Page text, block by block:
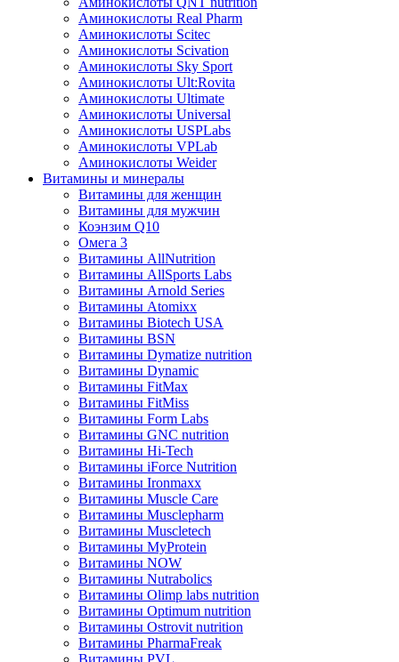
Аминокислоты Real Pharm
Аминокислоты Scitec
Аминокислоты Scivation
Аминокислоты Sky Sport
Аминокислоты Ult:Rovita
Аминокислоты Ultimate
Аминокислоты Universal
Аминокислоты USPLabs
Аминокислоты VPLab
Аминокислоты Weider
Витамины и минералы
Витамины для женщин
Витамины для мужчин
Коэнзим Q10
Омега 3
Витамины AllNutrition
Витамины AllSports Labs
Витамины Arnold Series
Витамины Atomixx
Витамины Biotech USA
Витамины BSN
Витамины Dymatize nutrition
Витамины Dynamic
Витамины FitMax
Витамины FitMiss
Витамины Form Labs
Витамины GNC nutrition
Витамины Hi-Tech
Витамины iForce Nutrition
Витамины Ironmaxx
Витамины Muscle Care
Витамины Musclepharm
Витамины Muscletech
Витамины MyProtein
Витамины NOW
Витамины Nutrabolics
Витамины Olimp labs nutrition
Витамины Optimum nutrition
Витамины Ostrovit nutrition
Витамины PharmaFreak
Витамины PVL